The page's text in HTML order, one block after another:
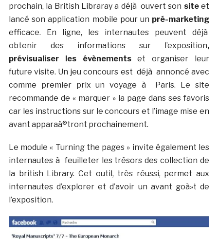
prochain, la British Libraray a déjà ouvert son siteet
lancé son application mobile pour un pré-marketing
efficace. En ligne, les internautes peuvent déjà
obtenir des informations sur l’exposition,
prévisualiser les évènementset organiser leur
future visite. Un jeu concours est déjà annoncé avec
comme premier prix un voyage à Paris. Le site
recommande de « marquer » la page dans ses favoris
car les instructions sur le concours et l’image mise en
avant apparaà®tront prochainement.
Le module « Turning the pages » invite également les
internautes à feuilleter les trésors des collection de
la british Library. Cet outil, très réussi, permet aux
internautes d’explorer et d’avoir un avant goà»t de
l’exposition.